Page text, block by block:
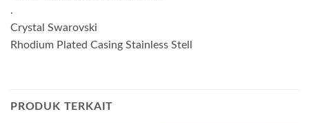
.
Crystal Swarovski
Rhodium Plated Casing Stainless Stell
PRODUK TERKAIT